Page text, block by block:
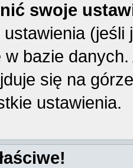
swoje
w bazie
się na
ustawienia.